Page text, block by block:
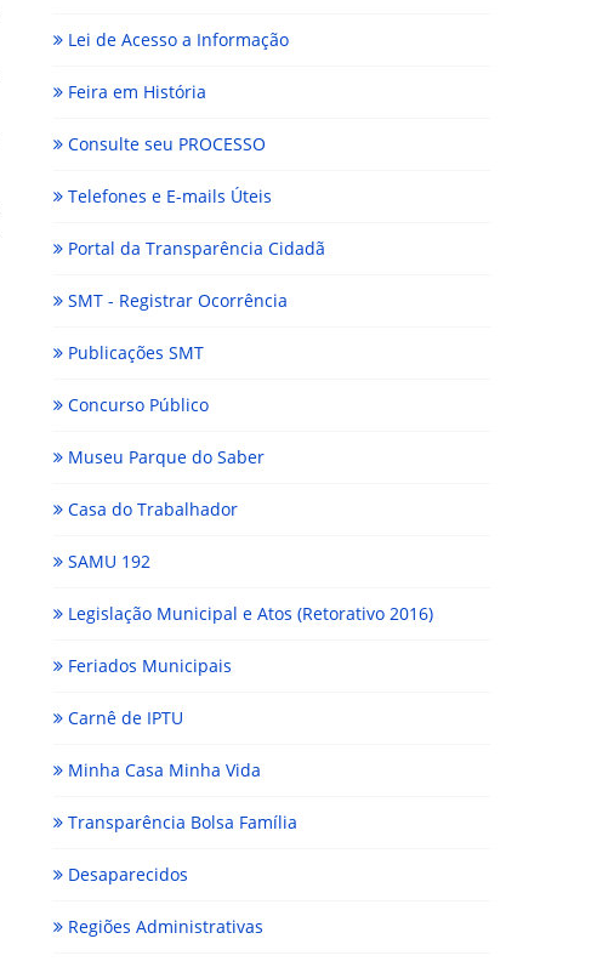
Lei de Acesso a Informação
Feira em História
Consulte seu PROCESSO
Telefones e E-mails Úteis
Portal da Transparência Cidadã
SMT - Registrar Ocorrência
Publicações SMT
Concurso Público
Museu Parque do Saber
Casa do Trabalhador
SAMU 192
Legislação Municipal e Atos (Retorativo 2016)
Feriados Municipais
Carnê de IPTU
Minha Casa Minha Vida
Transparência Bolsa Família
Desaparecidos
Regiões Administrativas